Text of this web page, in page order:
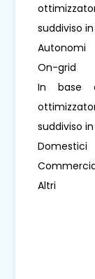
suddiviso in
Autonomi
On-grid
In base
suddiviso in
Domestici
Altri